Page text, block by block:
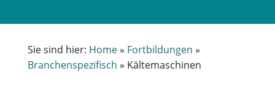
Sie sind hier: Home» Fortbildungen »
Branchenspezifisch » Kältemaschinen